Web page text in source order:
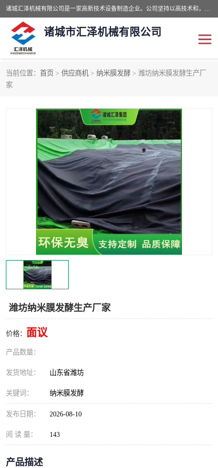
诸城汇泽机械有限公司是一家高新技术设备制造企业。公司坚持以高技术和，高服务于用户，以的环保机械制造设备赢的用户的信赖。现在主要生产死亡畜禽无害化处理和立式和卧式有机肥设备，搅拌机，烘干机，高温发酵机等。污水处理设备，固液分离机。气浮机，化制机等。公司秉承品质，用户至上，科技创新的经营理。
诸城市汇泽机械有限公司
当前位置： 首页 > 供应商机 > 纳米膜发酵 > 潍坊纳米膜发酵生产厂
家
潍坊纳米膜发酵生产厂家
价格： 面议
产品数量：
发货地址： 山东省潍坊
关键词： 纳米膜发酵
发布日期： 2026-08-10
阅 读 量： 143
产品描述
鸡粪发酵机 有机肥设备
纳米膜好氧发酵堆肥机 粪污烘干酶体机
膜式堆肥机 纳米膜发酵
膜式发酵仓 分子膜堆肥仓
分子膜发酵堆肥设备